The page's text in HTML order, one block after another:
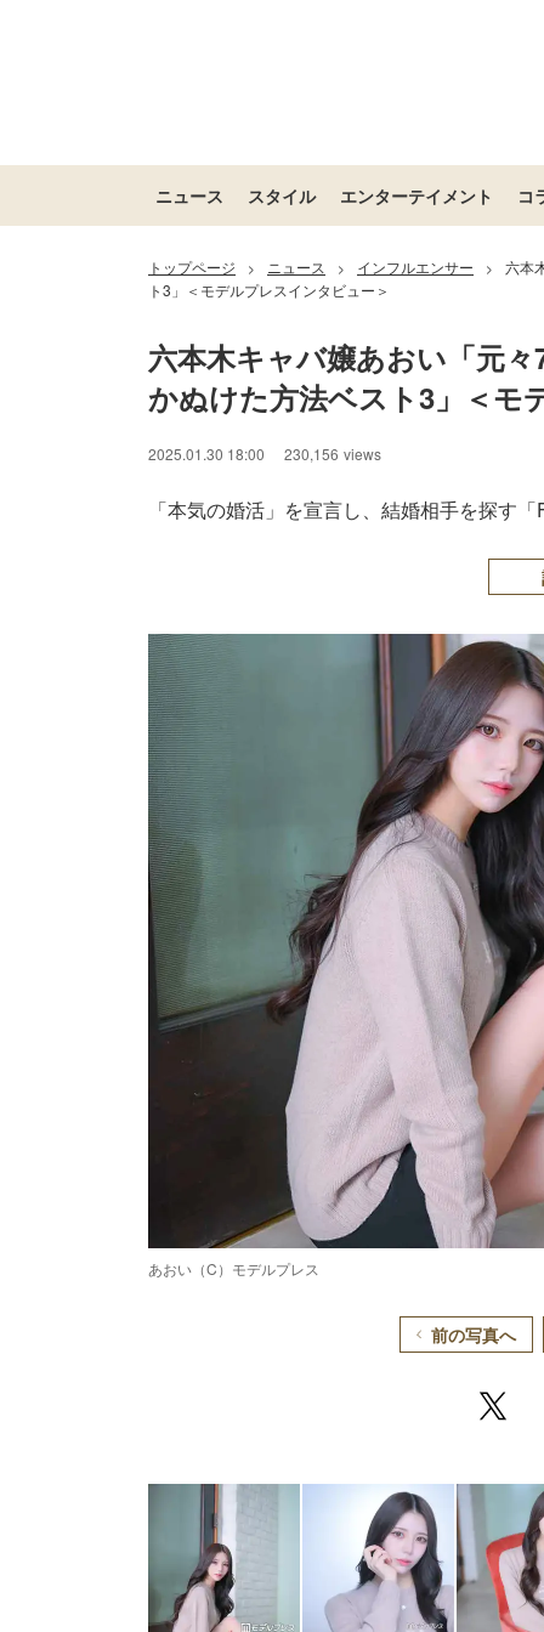
ニュース スタイル エンターテイメント コ
トップページ > ニュース > インフルエンサー >
六本
ト3」＜モデルプレスインタビュー＞
六本木キャバ嬢あおい「元
かぬけた方法ベスト3」＜モ
2025.01.30 18:00 230,156 views
「本気の婚活」を宣言し、結婚相手を探す
あおい（C）モデルプレス
前の写真へ